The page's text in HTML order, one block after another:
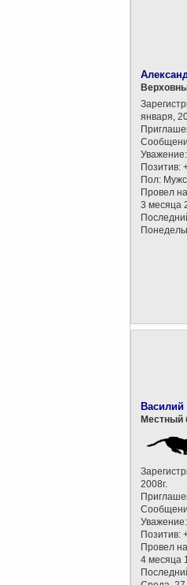
января,
Уважение:
Позитив:
Пол:
Провел
3 месяца
Василий
Местный
2008г.
Уважение:
Позитив:
Провел
4 месяца